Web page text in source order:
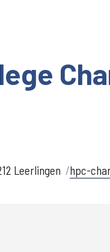
Leerlingen hpc-